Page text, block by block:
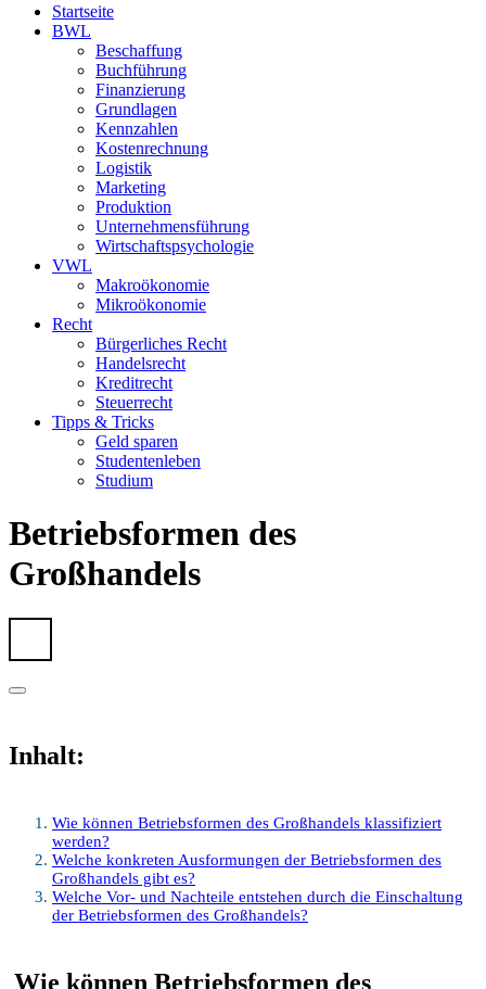
Startseite
BWL
Beschaffung
Buchführung
Finanzierung
Grundlagen
Kennzahlen
Kostenrechnung
Logistik
Marketing
Produktion
Unternehmensführung
Wirtschaftspsychologie
VWL
Makroökonomie
Mikroökonomie
Recht
Bürgerliches Recht
Handelsrecht
Kreditrecht
Steuerrecht
Tipps & Tricks
Geld sparen
Studentenleben
Studium
Betriebsformen des
Großhandels
Inhalt:
Wie können Betriebsformen des Großhandels klassifiziert
werden?
Welche konkreten Ausformungen der Betriebsformen des
Großhandels gibt es?
Welche Vor- und Nachteile entstehen durch die Einschaltung
der Betriebsformen des Großhandels?
Wie können Betriebsformen des